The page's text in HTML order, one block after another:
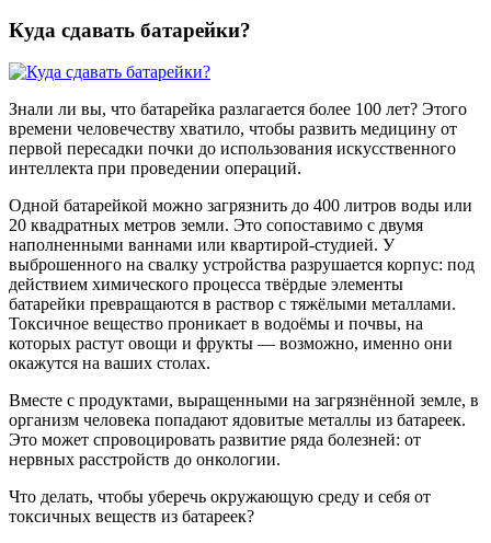
Куда сдавать батарейки?
Знали ли вы, что батарейка разлагается более 100 лет? Этого
времени человечеству хватило, чтобы развить медицину от
первой пересадки почки до использования искусственного
интеллекта при проведении операций.
Одной батарейкой можно загрязнить до 400 литров воды или
20 квадратных метров земли. Это сопоставимо с двумя
наполненными ваннами или квартирой-студией. У
выброшенного на свалку устройства разрушается корпус: под
действием химического процесса твёрдые элементы
батарейки превращаются в раствор с тяжёлыми металлами.
Токсичное вещество проникает в водоёмы и почвы, на
которых растут овощи и фрукты — возможно, именно они
окажутся на ваших столах.
Вместе с продуктами, выращенными на загрязнённой земле, в
организм человека попадают ядовитые металлы из батареек.
Это может спровоцировать развитие ряда болезней: от
нервных расстройств до онкологии.
Что делать, чтобы уберечь окружающую среду и себя от
токсичных веществ из батареек?